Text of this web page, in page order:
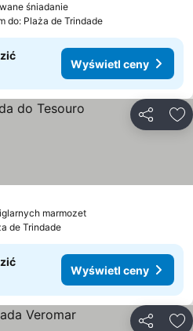
śniadanieWyświetl ceny
do: Plaża de Trindade
Wyświetl ceny
marmozetWyświetl ceny
de Trindade
Wyświetl ceny